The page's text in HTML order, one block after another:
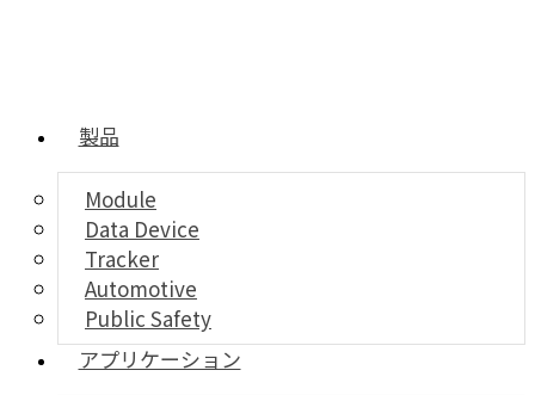
製品
Module
Data Device
Tracker
Automotive
Public Safety
アプリケーション